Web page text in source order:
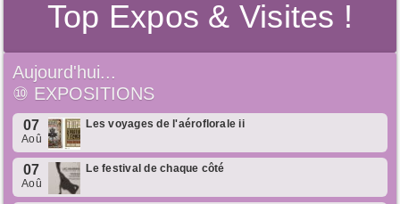
Top Expos & Visites !
Aujourd'hui...
⑩ EXPOSITIONS
07
Aoû
Les voyages de l'aéroflorale ii
07
Aoû
Le festival de chaque côté